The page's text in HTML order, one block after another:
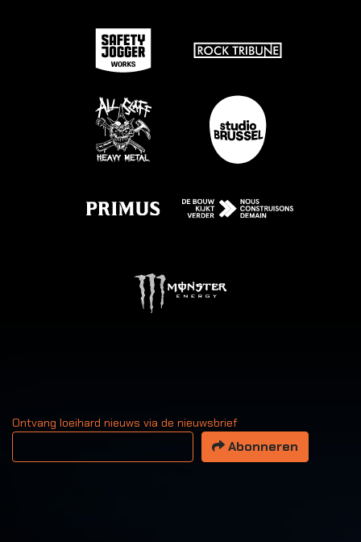
Ontvang loeihard nieuws via de nieuwsbrief
Uw email adres
Abonneren